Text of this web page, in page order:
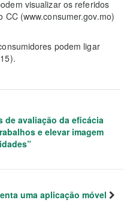
visualizar os referidos
(www.consumer.gov.mo)
podem ligar
de avaliação da eficácia
e elevar imagem
uma aplicação móvel